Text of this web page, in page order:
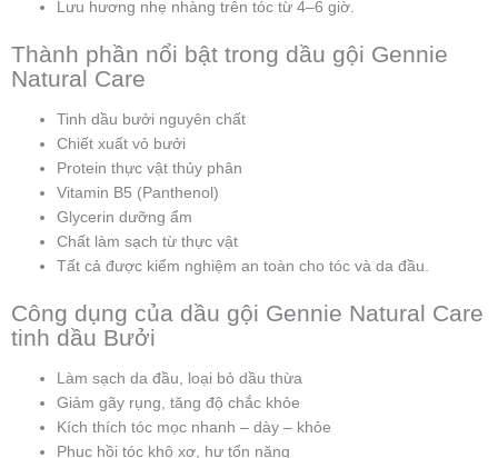
Lưu hương nhẹ nhàng trên tóc từ 4–6 giờ.
Thành phần nổi bật trong dầu gội Gennie
Natural Care
Tinh dầu bưởi nguyên chất
Chiết xuất vỏ bưởi
Protein thực vật thủy phân
Vitamin B5 (Panthenol)
Glycerin dưỡng ẩm
Chất làm sạch từ thực vật
Tất cả được kiểm nghiệm an toàn cho tóc và da đầu.
Công dụng của dầu gội Gennie Natural Care
tinh dầu Bưởi
Làm sạch da đầu, loại bỏ dầu thừa
Giảm gãy rụng, tăng độ chắc khỏe
Kích thích tóc mọc nhanh – dày – khỏe
Phục hồi tóc khô xơ, hư tổn nặng